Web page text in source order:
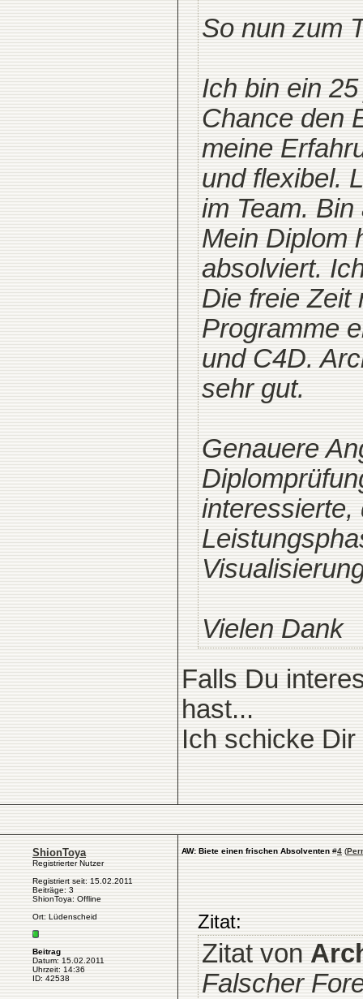
So nun zum
Ich bin ein
Chance den
meine
und flexibel.
im Team.
Mein Diplom
absolviert.
Die freie Zeit
Programme
und C4D.
sehr gut.
Genauere
interessierte,
Vielen Dank
Falls Du
hast...
Ich schicke
ShionToya
Registrierter Nutzer
Registriert seit: 15.02.2011
Beiträge: 3
ShionToya: Offline
Ort: Lüdenscheid
Beitrag
Datum: 15.02.2011
Uhrzeit: 14:36
ID: 42538
AW: Biete einen frischen Absolventen #4 (
Zitat:
Zitat von
Falscher